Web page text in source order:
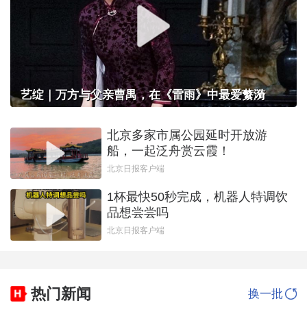
艺绽｜万方与父亲曹禺，在《雷雨》中最爱蘩漪
北京多家市属公园延时开放游
船，一起泛舟赏云霞！
北京日报客户端
1杯最快50秒完成，机器人特调饮
品想尝尝吗
北京日报客户端
热门新闻 换一批